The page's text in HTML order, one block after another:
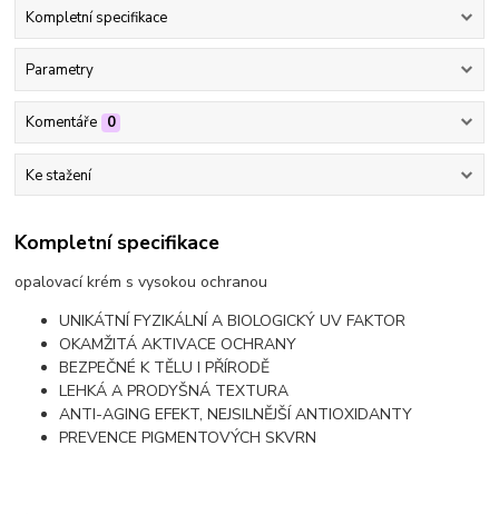
Kompletní specifikace
Parametry
Komentáře 0
Ke stažení
Kompletní specifikace
opalovací krém s vysokou ochranou
UNIKÁTNÍ FYZIKÁLNÍ A BIOLOGICKÝ UV FAKTOR
OKAMŽITÁ AKTIVACE OCHRANY
BEZPEČNÉ K TĚLU I PŘÍRODĚ
LEHKÁ A PRODYŠNÁ TEXTURA
ANTI-AGING EFEKT, NEJSILNĚJŠÍ ANTIOXIDANTY
PREVENCE PIGMENTOVÝCH SKVRN